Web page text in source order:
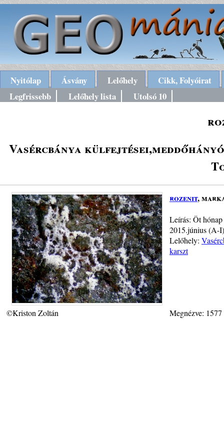
Nyitólap Ásvány Lelőhely
Cikk, Folyóirat
Legfrissebb
Lelőhely lista Utolsó 10
Vasércbánya
rozenit,
Leírás: Öt
2015.június (A-
Lelőhely:
karszt
©Kriston Zoltán Megnézve: